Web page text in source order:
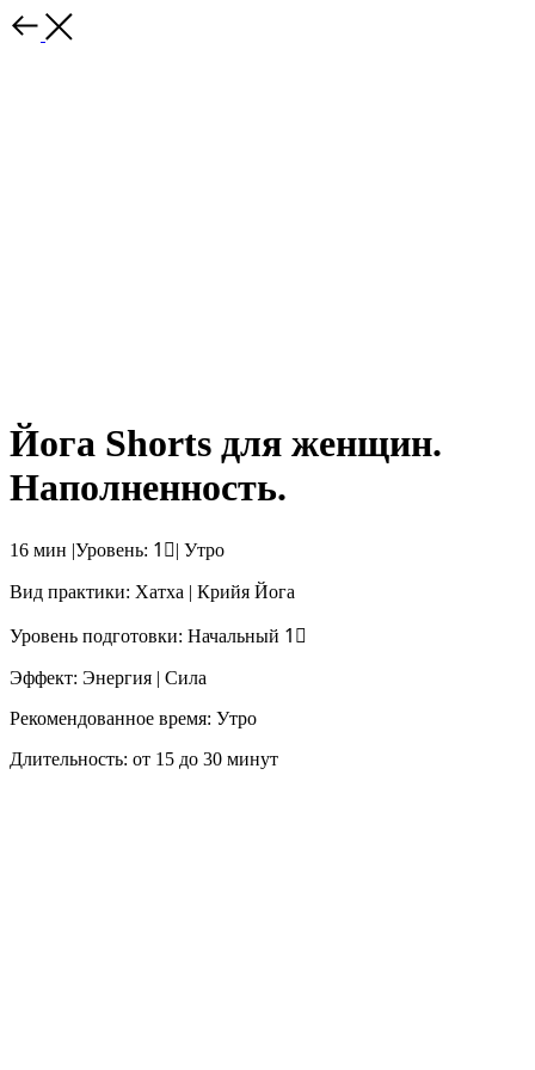
Йога Shorts для женщин.
Наполненность.
16 мин |Уровень: 1⃣| Утро
Вид практики: Хатха | Крийя Йога
Уровень подготовки: Начальный 1⃣
Эффект: Энергия | Сила
Рекомендованное время: Утро
Длительность: от 15 до 30 минут